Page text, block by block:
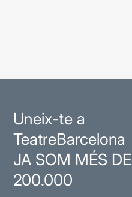
Uneix-te a
TeatreBarcelona
JA SOM MÉS DE
200.000